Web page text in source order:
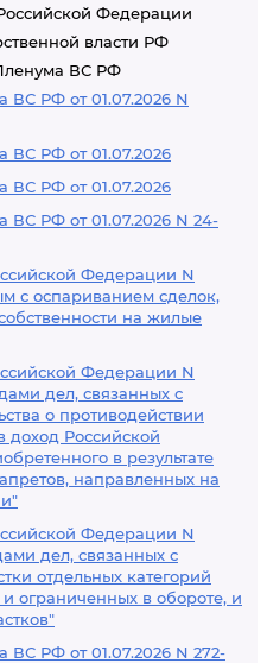
Федерации
власти РФ
ВС РФ
ВС РФ от 01.07.2026 N
ВС РФ от 01.07.2026
ВС РФ от 01.07.2026
ВС РФ от 01.07.2026 N 24-
Федерации N
с оспариванием сделок,
на жилые
Федерации N
дел, связанных с
о противодействии
Российской
в результате
направленных на
Федерации N
дел, связанных с
отдельных категорий
ограниченных в обороте, и
РФ от 01.07.2026 N 272-